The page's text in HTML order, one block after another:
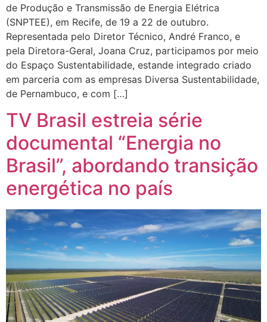
de Produção e Transmissão de Energia Elétrica
(SNPTEE), em Recife, de 19 a 22 de outubro.
Representada pelo Diretor Técnico, André Franco, e
pela Diretora-Geral, Joana Cruz, participamos por meio
do Espaço Sustentabilidade, estande integrado criado
em parceria com as empresas Diversa Sustentabilidade,
de Pernambuco, e com […]
TV Brasil estreia série
documental “Energia no
Brasil”, abordando transição
energética no país